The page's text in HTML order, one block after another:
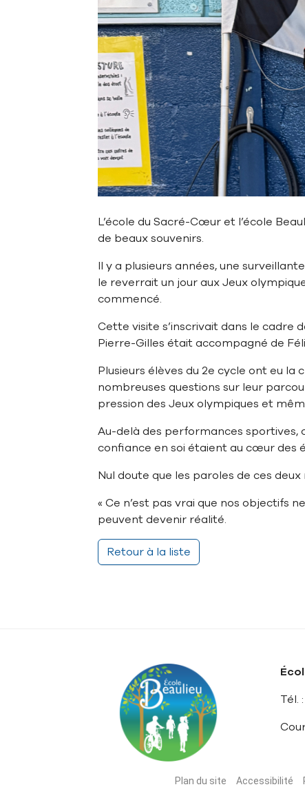
L’école du Sacré-Cœur et l’école
de beaux souvenirs.
Il y a plusieurs années, une
le reverrait un jour aux Jeux
commencé.
Cette visite s’inscrivait dans le cadre
Pierre-Gilles était accompagné de
Plusieurs élèves du 2e cycle ont eu
nombreuses questions sur leur
pression des Jeux olympiques et
Au-delà des performances sportives,
confiance en soi étaient au cœur des
Nul doute que les paroles de ces
« Ce n’est pas vrai que nos objectifs
peuvent devenir réalité.
Retour à la liste
Tél. :
Plan du site Accessibilité